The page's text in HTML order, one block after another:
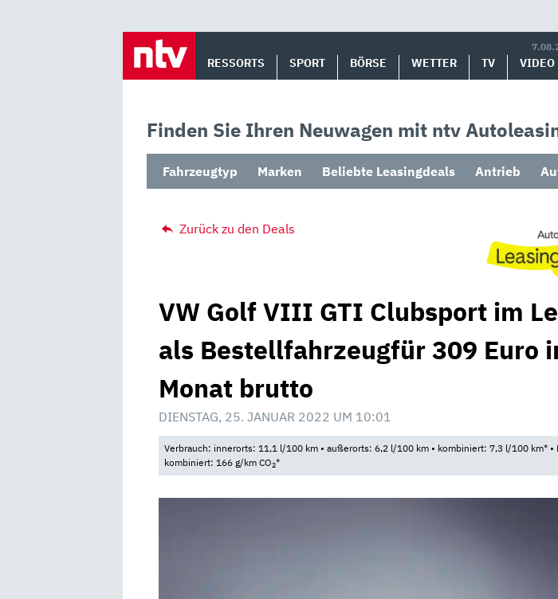
RESSORTS SPORT BÖRSE WETTER TV VIDEO
Finden Sie Ihren Neuwagen mit ntv
Fahrzeugtyp Marken Beliebte Leasingdeals Antrieb
Zurück zu den Deals
VW Golf VIII GTI Clubsport im
als Bestellfahrzeugfür 309 Euro
Monat brutto
DIENSTAG, 25. JANUAR 2022 UM 10:01
Verbrauch: innerorts: 11,1 l/100 km • außerorts: 6,2 l/100 km • kombiniert: 7,3 l/100 km* •
kombiniert: 166 g/km CO2*